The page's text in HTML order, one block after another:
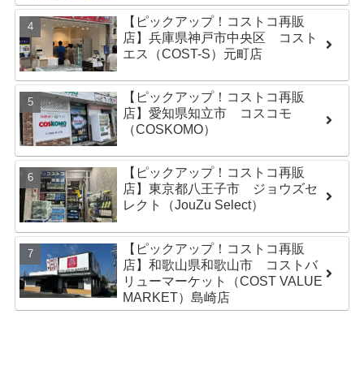
【ピックアップ！コストコ再販
店】兵庫県神戸市中央区 コスト
エス（COST-S）元町店
【ピックアップ！コストコ再販
店】愛知県知立市 コスコモ
（COSKOMO）
【ピックアップ！コストコ再販
店】東京都八王子市 ジョウズセ
レクト（JouZu Select）
【ピックアップ！コストコ再販
店】和歌山県和歌山市 コストバ
リューマーケット（COST VALUE
MARKET）島崎店